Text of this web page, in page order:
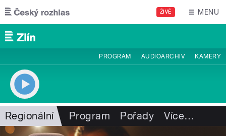
Přejít k hlavnímu obsahu
ŽIVĚ MENU
PROGRAM AUDIOARCHIV KAMERY
Regionální Program Pořady Více…